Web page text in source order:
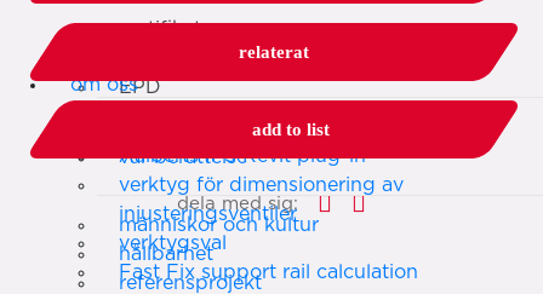
certifikat
godkännanden
EPD
Översikt över tjänster
Aalberts IPS design service
Aalberts IPS Revit plug-in
verktyg för dimensionering av
injusteringsventiler
verktygsval
Fast Fix support rail calculation
om oss
vår berättelse
människor och kultur
hållbarhet
referensprojekt
relaterat
add to list
dela med sig: